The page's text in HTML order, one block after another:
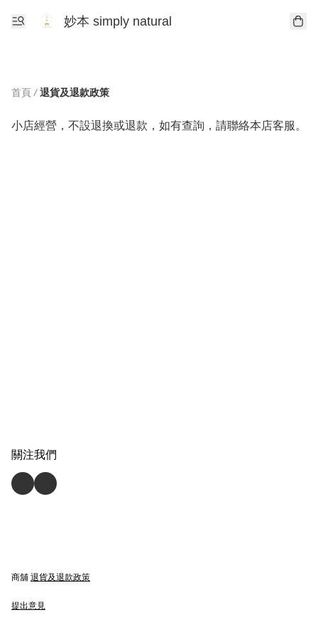
妙本 simply natural
首頁 / 退貨及退款政策
小店經營，不設退換或退款，如有查詢，請聯絡本店客服。
關注我們
商舖 退貨及退款政策
提出意見